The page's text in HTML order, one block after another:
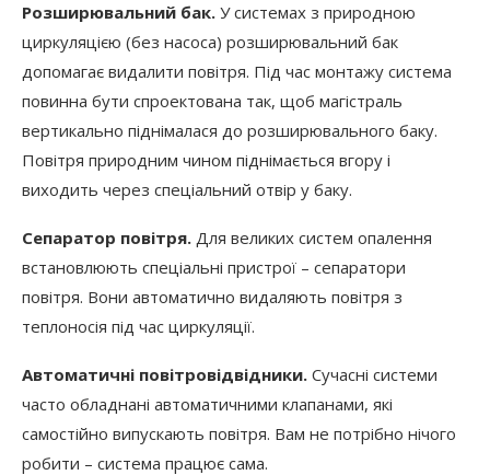
Розширювальний бак. У системах з природною
циркуляцією (без насоса) розширювальний бак
допомагає видалити повітря. Під час монтажу система
повинна бути спроектована так, щоб магістраль
вертикально піднімалася до розширювального баку.
Повітря природним чином піднімається вгору і
виходить через спеціальний отвір у баку.
Сепаратор повітря. Для великих систем опалення
встановлюють спеціальні пристрої – сепаратори
повітря. Вони автоматично видаляють повітря з
теплоносія під час циркуляції.
Автоматичні повітровідвідники. Сучасні системи
часто обладнані автоматичними клапанами, які
самостійно випускають повітря. Вам не потрібно нічого
робити – система працює сама.